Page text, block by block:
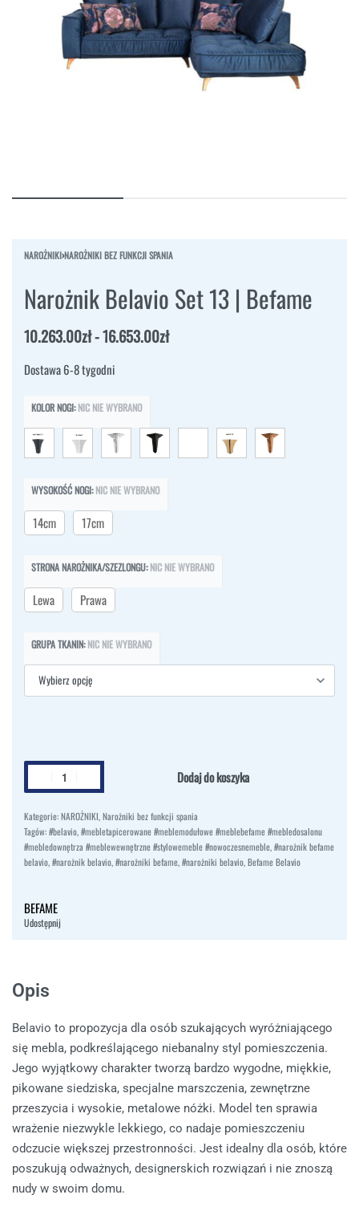
NAROŻNIKI›NAROŻNIKI BEZ FUNKCJI SPANIA
Narożnik Belavio Set 13 | Befame
10.263.00zł 16.653.00zł
Dostawa 6-8 tygodni
KOLOR NOGI: NIC NIE WYBRANO
WYSOKOŚĆ NOGI: NIC NIE WYBRANO
14cm 17cm
STRONA NAROŻNIKA/SZEZLONGU: NIC NIE WYBRANO
Lewa Prawa
GRUPA TKANIN: NIC NIE WYBRANO
Dodaj do koszyka
Kategorie:NAROŻNIKI,Narożniki bez funkcji spania
Tagów:#belavio,#mebletapicerowane #meblemodułowe #meblebefame #mebledosalonu
#mebledownętrza #meblewewnętrzne #stylowemeble #nowoczesnemeble,#narożnik befame
belavio,#narożnik belavio,#narożniki befame,#narożniki belavio,Befame Belavio
BEFAME
Udostępnij
Opis
Belavio to propozycja dla osób szukających wyróżniającego
się mebla, podkreślającego niebanalny styl pomieszczenia.
Jego wyjątkowy charakter tworzą bardzo wygodne, miękkie,
pikowane siedziska, specjalne marszczenia, zewnętrzne
przeszycia i wysokie, metalowe nóżki. Model ten sprawia
wrażenie niezwykle lekkiego, co nadaje pomieszczeniu
odczucie większej przestronności. Jest idealny dla osób, które
poszukują odważnych, designerskich rozwiązań i nie znoszą
nudy w swoim domu.